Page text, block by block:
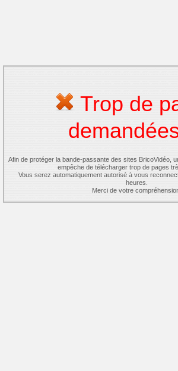
Trop de
Afin de protéger la bande-passante des sites BricoVidéo,
empêche de télécharger trop de pages
Vous serez automatiquement autorisé à vous
heures.
Merci de votre